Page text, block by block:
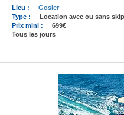
Lieu :
Gosier
Type :
Location avec ou sans
Prix mini :
699€
Tous les jours